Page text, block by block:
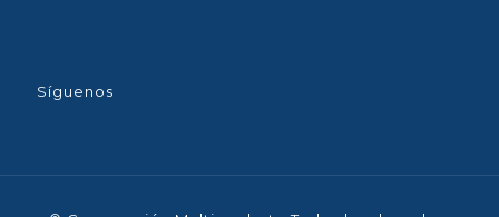
Síguenos